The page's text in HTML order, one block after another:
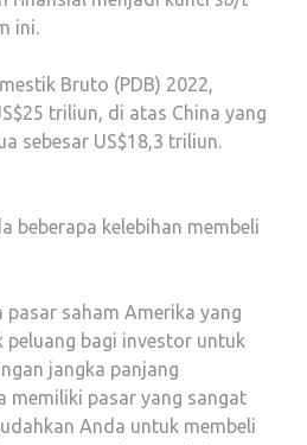
ini.
Bruto (PDB) 2022,
triliun, di atas China yang
sebesar US$18,3 triliun.
beberapa kelebihan membeli
pasar saham Amerika yang
peluang bagi investor untuk
jangka panjang
memiliki pasar yang sangat
Anda untuk membeli